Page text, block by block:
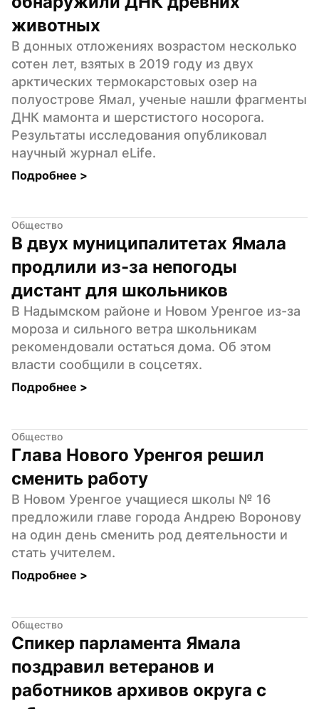
животных
В донных отложениях возрастом несколько
сотен лет, взятых в 2019 году из двух
арктических термокарстовых озер на
полуострове Ямал, ученые нашли фрагменты
ДНК мамонта и шерстистого носорога.
Результаты исследования опубликовал
научный журнал eLife.
Подробнее >
Общество
В двух муниципалитетах Ямала
продлили из-за непогоды
дистант для школьников
В Надымском районе и Новом Уренгое из-за
мороза и сильного ветра школьникам
рекомендовали остаться дома. Об этом
власти сообщили в соцсетях.
Подробнее >
Общество
Глава Нового Уренгоя решил
сменить работу
В Новом Уренгое учащиеся школы № 16
предложили главе города Андрею Воронову
на один день сменить род деятельности и
стать учителем.
Подробнее >
Общество
Спикер парламента Ямала
поздравил ветеранов и
работников архивов округа с